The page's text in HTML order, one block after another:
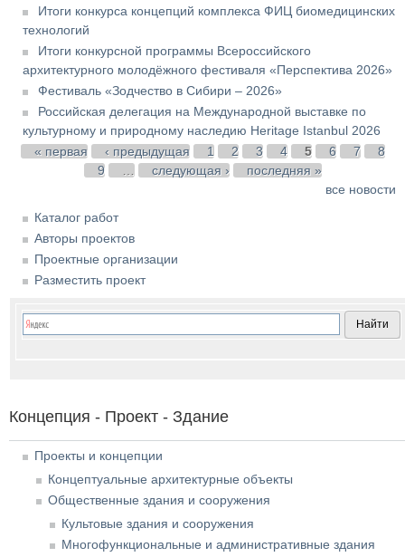
Итоги конкурса концепций комплекса ФИЦ биомедицинских
технологий
Итоги конкурсной программы Всероссийского
архитектурного молодёжного фестиваля «Перспектива 2026»
Фестиваль «Зодчество в Сибири – 2026»
Российская делегация на Международной выставке по
культурному и природному наследию Heritage Istanbul 2026
Страницы
« первая ‹ предыдущая 1 2 3 4 5 6 7
8
9
следующая ›
последняя »
все новости
Каталог работ
Авторы проектов
Проектные организации
Разместить проект
Концепция - Проект - Здание
Проекты и концепции
Концептуальные архитектурные объекты
Общественные здания и сооружения
Культовые здания и сооружения
Многофункциональные и административные здания